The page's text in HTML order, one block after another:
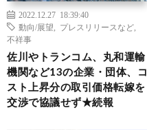
2022.12.27 18:39:40
動向/展望
プレスリリースなど
不祥事
佐川やトランコム、丸和運輸
機関など13の企業・団体、コ
スト上昇分の取引価格転嫁を
交渉で協議せず★続報